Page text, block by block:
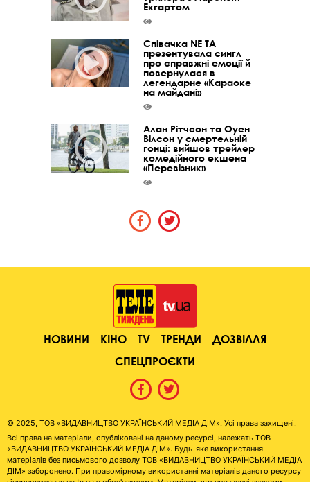
Екгартом
Співачка NE TA
презентувала сингл
про справжні емоції й
повернулася в
легендарне «Караоке
на майдані»
Алан Рітчсон та Оуен
Вілсон у смертельній
гонці: вийшов трейлер
комедійного екшена
«Перевізник»
НОВИНИ КІНО TV ТРЕНДИ
ДОЗВІЛЛЯ
СПЕЦПРОЄКТИ
© 2025, ТОВ «ВИДАВНИЦТВО УКРАЇНСЬКИЙ МЕДІА ДІМ». Усі права захищені.
Всі права на матеріали, опубліковані на даному ресурсі, належать ТОВ
«ВИДАВНИЦТВО УКРАЇНСЬКИЙ МЕДІА ДІМ». Будь-яке використання
матеріалів без письмового дозволу ТОВ «ВИДАВНИЦТВО УКРАЇНСЬКИЙ МЕДІА
ДІМ» заборонено. При правомірному використанні матеріалів даного ресурсу